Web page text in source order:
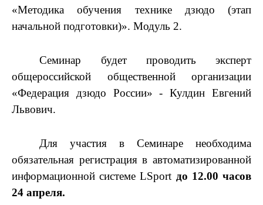
«Методика обучения технике дзюдо (этап
начальной подготовки)». Модуль 2.
Семинар будет проводить эксперт
общероссийской общественной организации
«Федерация дзюдо России» - Кулдин Евгений
Львович.
Для участия в Семинаре необходима
обязательная регистрация в автоматизированной
информационной системе LSport до 12.00 часов
24 апреля.